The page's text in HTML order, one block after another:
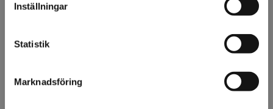
Inställningar
Statistik
Marknadsföring